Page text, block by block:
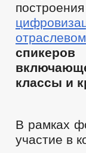
классы и
В рамках
участие в